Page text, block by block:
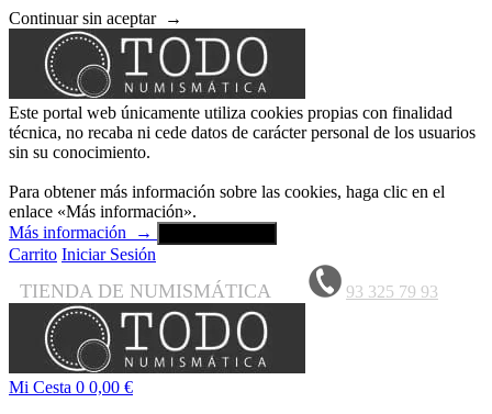
Continuar sin aceptar →
Este portal web únicamente utiliza cookies propias con finalidad
técnica, no recaba ni cede datos de carácter personal de los usuarios
sin su conocimiento.
Para obtener más información sobre las cookies, haga clic en el
enlace «Más información».
Más información
→
Carrito Iniciar Sesión
TIENDA DE NUMISMÁTICA 93 325 79 93
Mi Cesta 0 0,00 €